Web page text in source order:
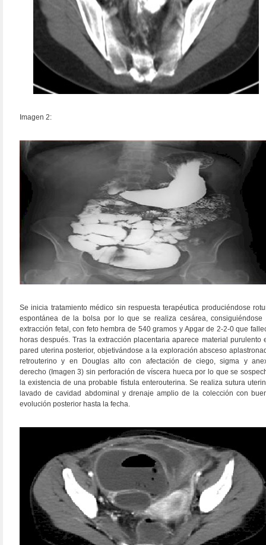
Imagen 2:
Se inicia tratamiento médico sin respuesta terapéutica produciéndose
espontánea de la bolsa por lo que se realiza cesárea, consiguiéndose
extracción fetal, con feto hembra de 540 gramos y Apgar de 2-2-0 que
horas después. Tras la extracción placentaria aparece material purulento
pared uterina posterior, objetivándose a la exploración absceso
retrouterino y en Douglas alto con afectación de ciego, sigma y
derecho (Imagen 3) sin perforación de víscera hueca por lo que se
la existencia de una probable fístula enterouterina. Se realiza sutura
lavado de cavidad abdominal y drenaje amplio de la colección con
evolución posterior hasta la fecha.